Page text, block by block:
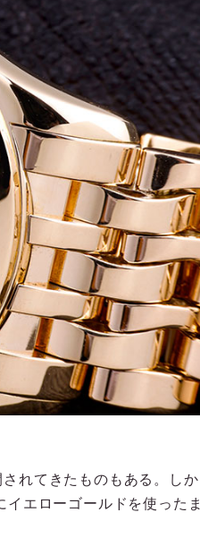
れてきたものもある。しか
エローゴールドを使ったま